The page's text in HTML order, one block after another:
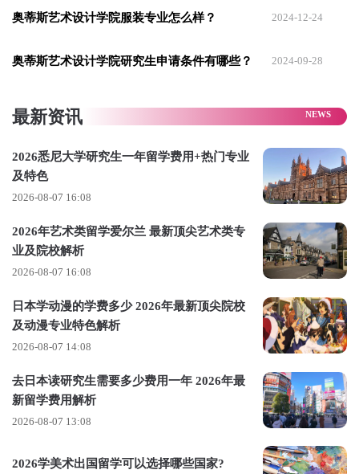
- 油画
- 2-D设计
- 3-D设计
- time-based作品
就业方向
毕业生最近的雇主和客户包括：
• 耐克
• 赫尔利国际
• Chronicle Books
• 洛杉矶周刊
• 戴维斯艾伦广告公司
奥蒂斯艺术设计学院服装专业怎么样？ 2024-12-24
奥蒂斯艺术设计学院研究生申请条件有哪些？ 2024-09-28
最新资讯
2026悉尼大学研究生一年留学费用+热门专业
及特色
2026-08-07 16:08
2026年艺术类留学爱尔兰 最新顶尖艺术类专
业及院校解析
2026-08-07 16:08
日本学动漫的学费多少 2026年最新顶尖院校
及动漫专业特色解析
2026-08-07 14:08
去日本读研究生需要多少费用一年 2026年最
新留学费用解析
2026-08-07 13:08
2026学美术出国留学可以选择哪些国家?